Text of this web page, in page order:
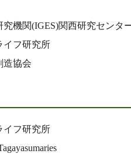
機関(IGES)関西研究センタ
イフ研究所
造協会
イフ研究所